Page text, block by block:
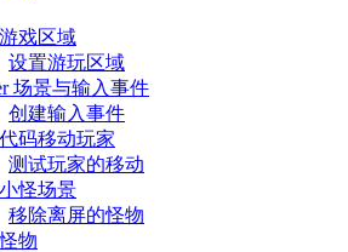
戏区域
设置游玩区域
场景与输入事件
创建输入事件
码移动玩家
测试玩家的移动
怪场景
移除离屏的怪物
物